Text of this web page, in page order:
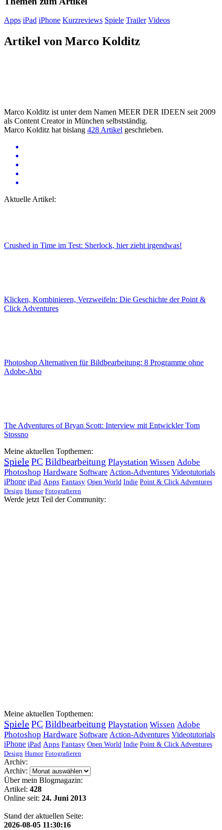
Apps iPad iPhone Kurzreviews Spiele Trailer Videos
Artikel von Marco Kolditz
Marco Kolditz ist unter dem Namen MEER DER IDEEN seit 2009
als Content Creator in München selbstständig.
Marco Kolditz hat bislang 428 Artikel geschrieben.
Aktuelle Artikel:
Crushed in Time im Test: Sherlock, hier zieht irgendwas!
Klicken, Kombinieren, Verzweifeln: Die Geschichte der Point &
Click Adventures
Photoshop Alternativen für Bildbearbeitung: 8 Programme ohne
Adobe-Abo
The Adventures of Bryan Scott: Interview mit Entwickler Tom
Stossno
Meine aktuellen Topthemen:
SpielePC Bildbearbeitung Playstation Wissen Adobe
Photoshop Hardware Software Action-Adventures Videotutorials
iPhone iPad Apps Fantasy Open World Indie Point & Click Adventures
Design Humor Fotografieren
Werde jetzt Teil der Community:
Meine aktuellen Topthemen:
SpielePC Bildbearbeitung Playstation Wissen Adobe
Photoshop Hardware Software Action-Adventures Videotutorials
iPhone iPad Apps Fantasy Open World Indie Point & Click Adventures
Design Humor Fotografieren
Archiv:
Archiv:
Über mein Blogmagazin:
Artikel: 428
Online seit: 24. Juni 2013
Stand der aktuellen Seite:
2026-08-05 11:30:16